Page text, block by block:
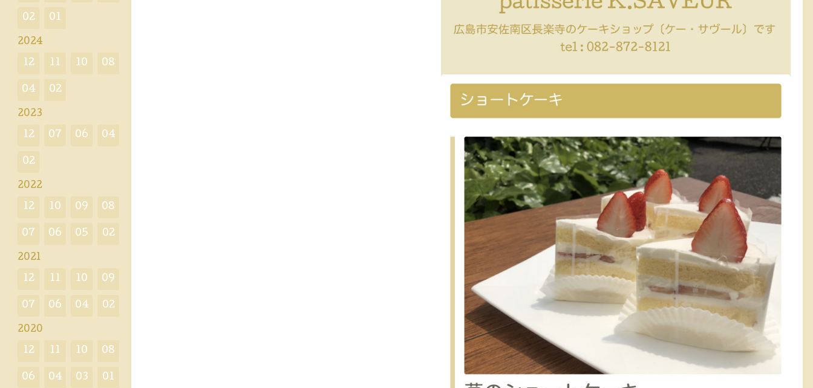
02 01
2024
12 11 10 08
04 02
2023
12 07 06 04
02
2022
12 10 09 08
07 06 05 02
2021
12 11 10 09
07 06 04 02
2020
12 11 10 08
06 04 03 01